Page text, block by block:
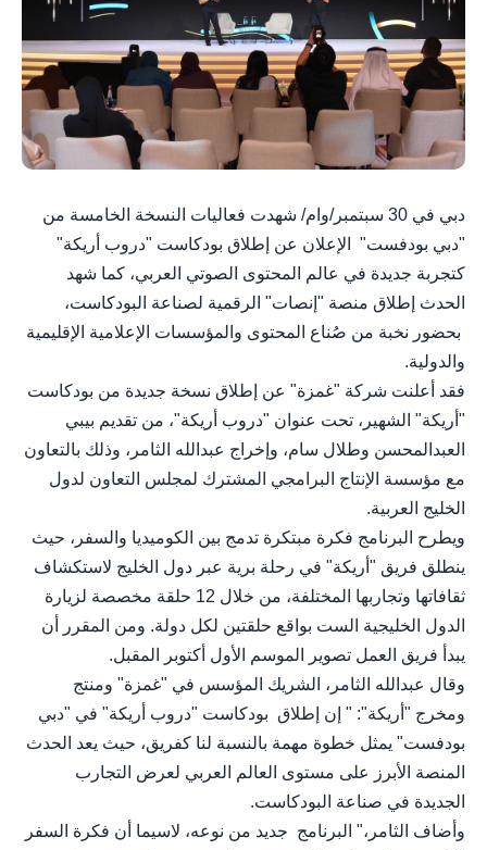
دبي في 30 سبتمبر/وام/ شهدت فعاليات النسخة الخامسة من
"دبي بودفست" الإعلان عن إطلاق بودكاست "دروب أريكة"
كتجربة جديدة في عالم المحتوى الصوتي العربي، كما شهد
الحدث إطلاق منصة "إنصات" الرقمية لصناعة البودكاست،
بحضور نخبة من صُناع المحتوى والمؤسسات الإعلامية الإقليمية
والدولية.
فقد أعلنت شركة "غمزة" عن إطلاق نسخة جديدة من بودكاست
"أريكة" الشهير، تحت عنوان "دروب أريكة"، من تقديم بيبي
العبدالمحسن وطلال سام، وإخراج عبدالله الثامر، وذلك بالتعاون
مع مؤسسة الإنتاج البرامجي المشترك لمجلس التعاون لدول
الخليج العربية.
ويطرح البرنامج فكرة مبتكرة تدمج بين الكوميديا والسفر، حيث
ينطلق فريق "أريكة" في رحلة برية عبر دول الخليج لاستكشاف
ثقافاتها وتجاربها المختلفة، من خلال 12 حلقة مخصصة لزيارة
الدول الخليجية الست بواقع حلقتين لكل دولة. ومن المقرر أن
يبدأ فريق العمل تصوير الموسم الأول أكتوبر المقبل.
وقال عبدالله الثامر، الشريك المؤسس في "غمزة" ومنتج
ومخرج "أريكة": " إن إطلاق بودكاست "دروب أريكة" في "دبي
بودفست" يمثل خطوة مهمة بالنسبة لنا كفريق، حيث يعد الحدث
المنصة الأبرز على مستوى العالم العربي لعرض التجارب
الجديدة في صناعة البودكاست.
وأضاف الثامر،" البرنامج جديد من نوعه، لاسيما أن فكرة السفر